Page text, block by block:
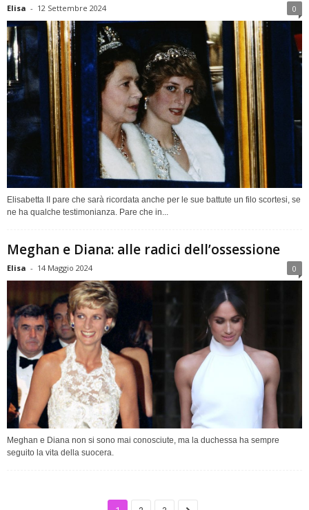
Elisa - 12 Settembre 2024 0
Elisabetta II pare che sarà ricordata anche per le sue battute un filo scortesi, se
ne ha qualche testimonianza. Pare che in...
Meghan e Diana: alle radici dell’ossessione
Elisa - 14 Maggio 2024 0
Meghan e Diana non si sono mai conosciute, ma la duchessa ha sempre
seguito la vita della suocera.